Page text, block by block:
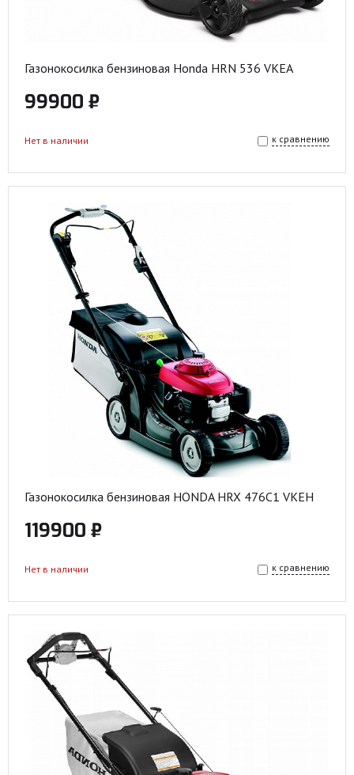
Газонокосилка бензиновая Honda HRN 536 VKEA
99900 ₽
к сравнению
Нет в наличии
Газонокосилка бензиновая HONDA HRX 476С1 VKEH
119900 ₽
к сравнению
Нет в наличии